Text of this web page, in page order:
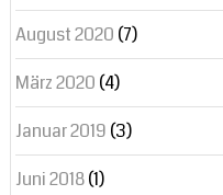
August 2020 (7)
März 2020 (4)
Januar 2019 (3)
Juni 2018(1)